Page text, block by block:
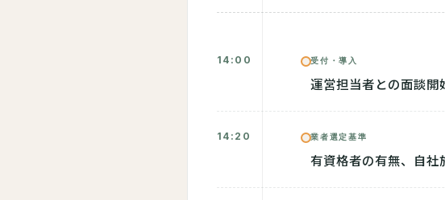
14:00 受付・導入
運営担当者との面談開
14:20 業者選定基準
有資格者の有無、自社